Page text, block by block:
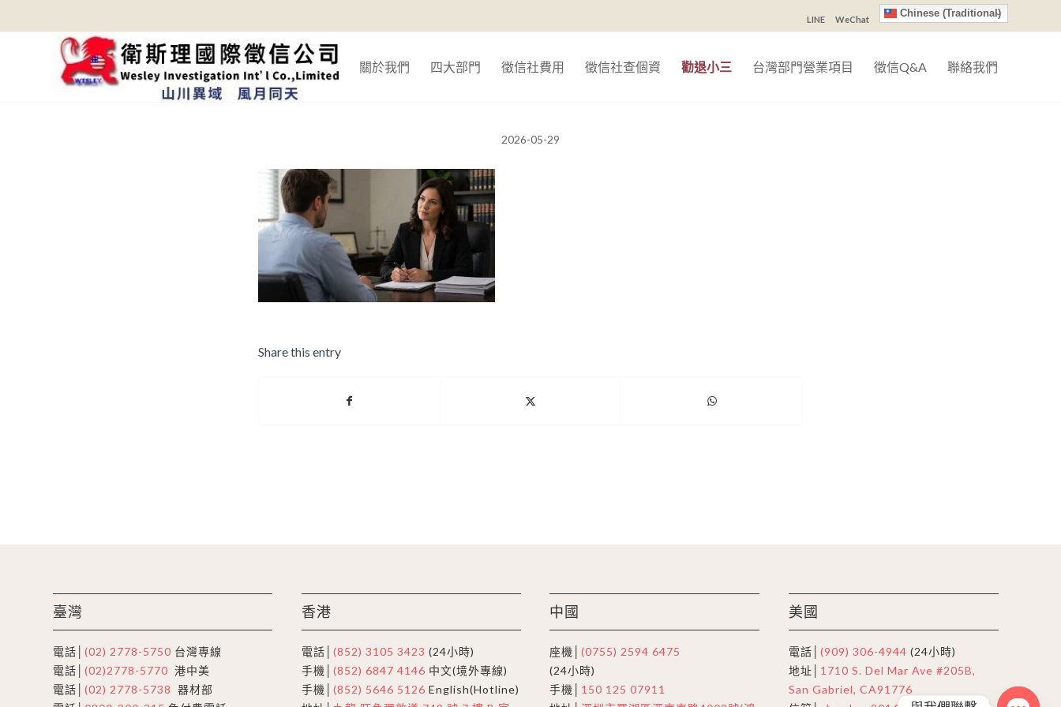
LINE WeChat
Chinese (Traditional)
關於我們 四大部門 徵信社費用 徵信社查個資 勸退小三 台灣部門營業項目 徵信Q&A 聯絡我們
2026-05-29
Share this entry
臺灣
電話│ (02) 2778-5750 台灣専線
電話│ (02)2778-5770 港中美
電話│ (02) 2778-5738 器材部
香港
電話│ (852) 3105 3423 (24小時)
手機│ (852) 6847 4146 中文(境外專線)
手機│ (852) 5646 5126 English(Hotline)
中國
座機│(0755) 2594 6475
(24小時)
手機│ 150 125 07911
美國
電話│ (909) 306-4944 (24小時)
地址│ 1710 S. Del Mar Ave #205B,
San Gabriel, CA91776